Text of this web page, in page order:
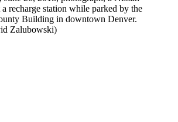
a recharge station while parked by the
Building in downtown Denver.
Zalubowski)